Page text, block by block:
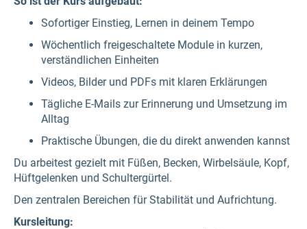
Sofortiger Einstieg, Lernen in deinem Tempo
Wöchentlich freigeschaltete Module in kurzen,
verständlichen Einheiten
Videos, Bilder und PDFs mit klaren Erklärungen
Tägliche E-Mails zur Erinnerung und Umsetzung im
Alltag
Praktische Übungen, die du direkt anwenden kannst
Du arbeitest gezielt mit Füßen, Becken, Wirbelsäule, Kopf,
Hüftgelenken und Schultergürtel.
Den zentralen Bereichen für Stabilität und Aufrichtung.
Kursleitung: